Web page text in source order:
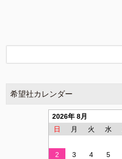
希望社カレンダー
2026年 8月
日
月 火 水
2
3 4 5